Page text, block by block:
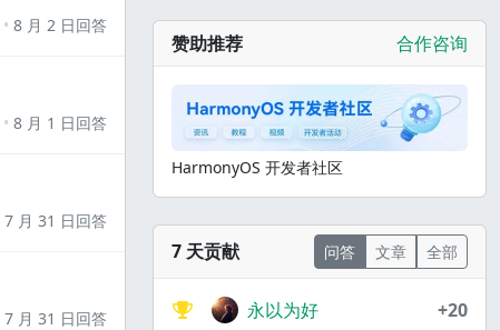
8 月 2 日回答
8 月 1 日回答
7 月 31 日回答
7 月 31 日回答
赞助推荐 合作咨询
HarmonyOS 开发者社区
7 天贡献 问答 文章 全部
永以为好
+20